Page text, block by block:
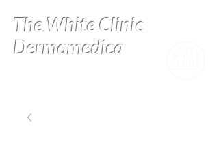
The White Clinic
Dermomedica